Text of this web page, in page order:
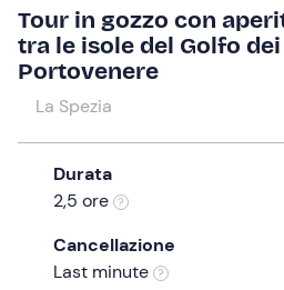
and
select
a
Press
the
question
mark
Bambini
50 €
Neonati
Tour in gozzo con
tra le isole del Golfo
Portovenere
La Spezia
Durata
2,5 ore
Cancellazione
Last minute